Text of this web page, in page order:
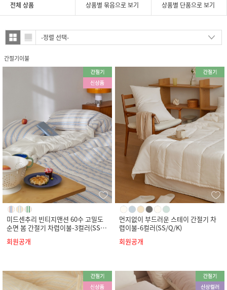
전체 상품 상품별 묶음으로 보기 상품별 단품으로 보기
간절기이불
미드센추리 빈티지맨션 60수 고밀도
순면 봄 간절기 차렵이불-3컬러(SS/
Q/K)
회원공개
먼지없이 부드러운 스테이 간절기 차
렵이불-6컬러(SS/Q/K)
회원공개